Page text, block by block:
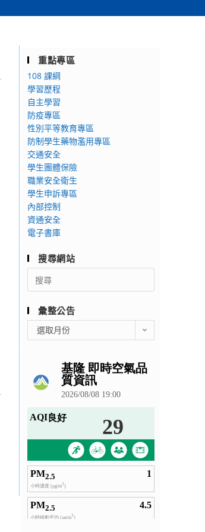
重點專區
108 課綱
學習歷程
自主學習
防疫專區
性別平等教育專區
防制學生藥物濫用專區
交通安全
學生團體保險
職業安全衛生
學生申訴專區
內部控制
資通安全
電子書庫
搜尋網站
Search
for:
彙整公告
整
選取月份